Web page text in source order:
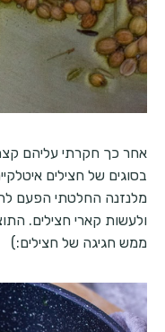
אחר כך חקרתי עליהם
בסוגים של חצילים
מלנזנה החלטתי הפעם
ולעשות קארי חצילים.
ממש חגיגה של חצילים:)